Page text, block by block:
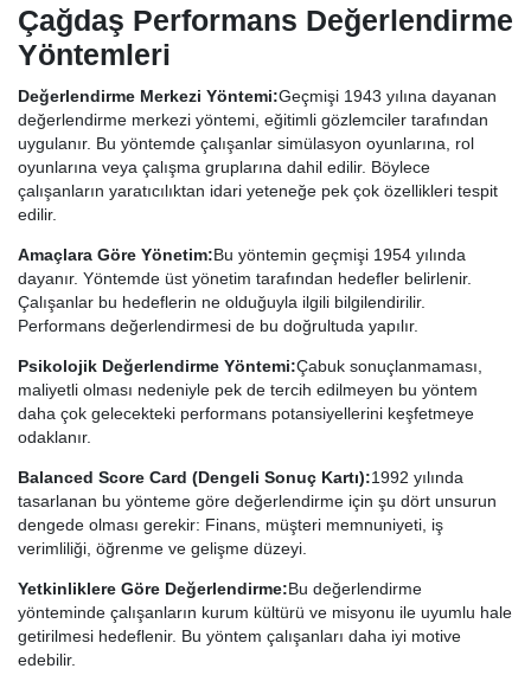
Çağdaş Performans Değerlendirme
Yöntemleri
Değerlendirme Merkezi Yöntemi:Geçmişi 1943 yılına dayanan
değerlendirme merkezi yöntemi, eğitimli gözlemciler tarafından
uygulanır. Bu yöntemde çalışanlar simülasyon oyunlarına, rol
oyunlarına veya çalışma gruplarına dahil edilir. Böylece
çalışanların yaratıcılıktan idari yeteneğe pek çok özellikleri tespit
edilir.
Amaçlara Göre Yönetim:Bu yöntemin geçmişi 1954 yılında
dayanır. Yöntemde üst yönetim tarafından hedefler belirlenir.
Çalışanlar bu hedeflerin ne olduğuyla ilgili bilgilendirilir.
Performans değerlendirmesi de bu doğrultuda yapılır.
Psikolojik Değerlendirme Yöntemi:Çabuk sonuçlanmaması,
maliyetli olması nedeniyle pek de tercih edilmeyen bu yöntem
daha çok gelecekteki performans potansiyellerini keşfetmeye
odaklanır.
Balanced Score Card (Dengeli Sonuç Kartı):1992 yılında
tasarlanan bu yönteme göre değerlendirme için şu dört unsurun
dengede olması gerekir: Finans, müşteri memnuniyeti, iş
verimliliği, öğrenme ve gelişme düzeyi.
Yetkinliklere Göre Değerlendirme:Bu değerlendirme
yönteminde çalışanların kurum kültürü ve misyonu ile uyumlu hale
getirilmesi hedeflenir. Bu yöntem çalışanları daha iyi motive
edebilir.